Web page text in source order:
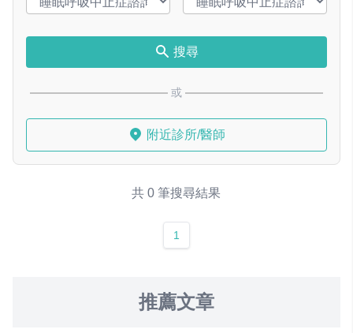
搜尋
或
附近診所/醫師
共 0 筆搜尋結果
1
推薦文章